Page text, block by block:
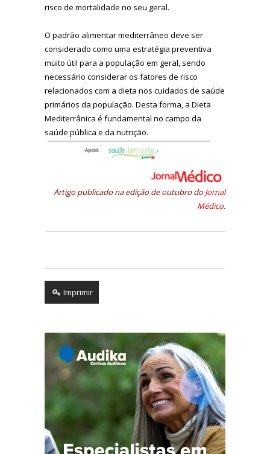
risco de mortalidade no seu geral.
O padrão alimentar mediterrâneo deve ser
considerado como uma estratégia preventiva
muito útil para a população em geral, sendo
necessário considerar os fatores de risco
relacionados com a dieta nos cuidados de saúde
primários da população. Desta forma, a Dieta
Mediterrânica é fundamental no campo da
saúde pública e da nutrição.
Artigo publicado na edição de outubro doJornal
Médico.
Imprimir